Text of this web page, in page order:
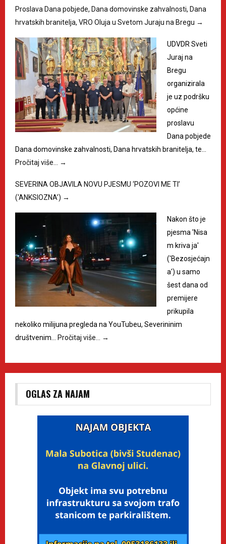
Proslava Dana pobjede, Dana domovinske zahvalnosti, Dana
hrvatskih branitelja, VRO Oluja u Svetom Juraju na Bregu →
UDVDR Sveti
Juraj na
Bregu
organizirala
je uz podršku
općine
proslavu
Dana pobjede
Dana domovinske zahvalnosti, Dana hrvatskih branitelja, te…
Pročitaj više… →
SEVERINA OBJAVILA NOVU PJESMU ‘POZOVI ME TI’
(‘ANKSIOZNA’) →
Nakon što je
pjesma 'Nisa
m kriva ja'
('Bezosjećajn
a') u samo
šest dana od
premijere
prikupila
nekoliko milijuna pregleda na YouTubeu, Severininim
društvenim… Pročitaj više… →
OGLAS ZA NAJAM